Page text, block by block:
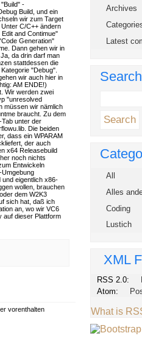
Archives
Latest
Search
All
Alles
Coding
Lustich
XML
RSS 2.0:
Atom:
What is
-
Build, und ein
wir zum Target
C/C++ ändern
and Contimue"
Generation"
Dann gehen wir in
da drin darf man
stattdessen die
"Debug".
wir auch hier in
AM ENDE!)
Wir werden zwei
"unresolved
müssen wir nämlich
braucht. Zu dem
unter der
Die beiden
dass ein WPARAM
der auch
x64 Releasebuild
noch nichts
Entwickeln
eigentlich x86-
wollen, brauchen
dem W2K3
sich hat, daß ich
an, wo wir VC6
auf dieser Plattform
vorenthalten